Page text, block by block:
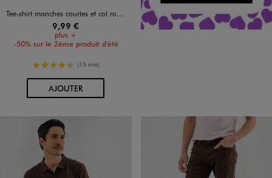
Tee-shirt manches courtes et col rond homme
9,99 €
plus +
-50% sur le 2ème produit d'été
4.5/5 de moyenne
(15 avis)
AJOUTERAU PANIER